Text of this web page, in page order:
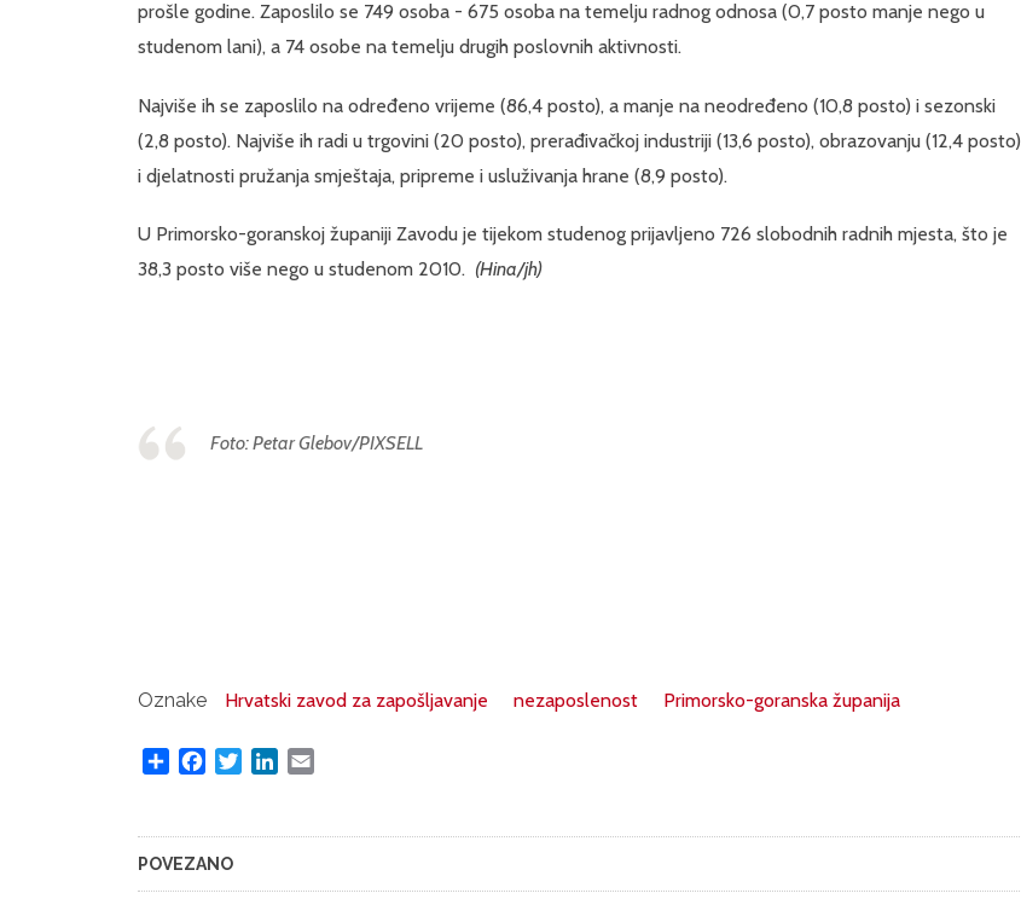
prošle godine. Zaposlilo se 749 osoba - 675 osoba na temelju radnog odnosa (0,7 posto manje nego u
studenom lani), a 74 osobe na temelju drugih poslovnih aktivnosti.
Najviše ih se zaposlilo na određeno vrijeme (86,4 posto), a manje na neodređeno (10,8 posto) i sezonski
(2,8 posto). Najviše ih radi u trgovini (20 posto), prerađivačkoj industriji (13,6 posto), obrazovanju (12,4 posto)
i djelatnosti pružanja smještaja, pripreme i usluživanja hrane (8,9 posto).
U Primorsko-goranskoj županiji Zavodu je tijekom studenog prijavljeno 726 slobodnih radnih mjesta, što je
38,3 posto više nego u studenom 2010. (Hina/jh)
Foto: Petar Glebov/PIXSELL
Oznake Hrvatski zavod za zapošljavanje nezaposlenost Primorsko-goranska županija
Share FacebookTwitterLinkedIn
POVEZANO